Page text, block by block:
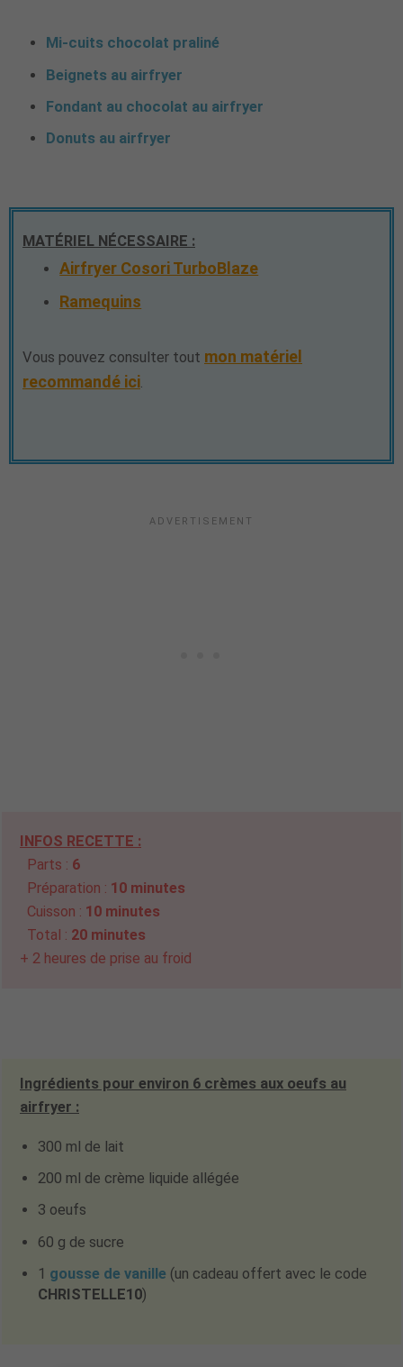
Mi-cuits chocolat praliné
Beignets au airfryer
Fondant au chocolat au airfryer
Donuts au airfryer
MATÉRIEL NÉCESSAIRE :
Airfryer Cosori TurboBlaze
Ramequins
Vous pouvez consulter tout mon matériel
recommandé ici
INFOS RECETTE :
Parts : 6
Préparation : 10 minutes
Cuisson : 10 minutes
Total : 20 minutes
+ 2 heures de prise au froid
Ingrédients pour environ 6 crèmes aux oeufs au
airfryer :
300 ml de lait
200 ml de crème liquide allégée
3 oeufs
60 g de sucre
1 gousse de vanille (un cadeau offert avec le code
CHRISTELLE10)